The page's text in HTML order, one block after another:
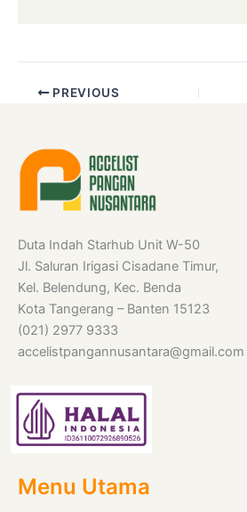
PREVIOUS
Duta Indah Starhub Unit W-50
Jl. Saluran Irigasi Cisadane Timur,
Kel. Belendung, Kec. Benda
Kota Tangerang – Banten 15123
(021) 2977 9333
accelistpangannusantara@gmail.com
Menu Utama